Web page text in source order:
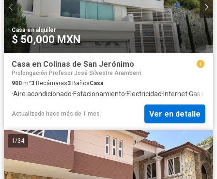
Casa·en alquiler
$ 50,000 MXN
Casa en Colinas de San Jerónimo
Prolongación Profesor José Silvestre Aramberri
900 m²3 Recámaras3 BañosCasa
·Aire acondicionado·Estacionamiento·Electricidad· Internet·Gas
Actualizado hace más de 1 mes Ver en detalle
1 /34